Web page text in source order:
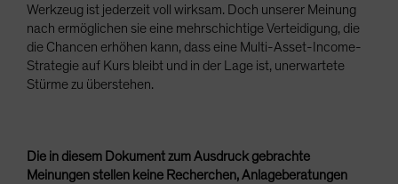
Werkzeug ist jederzeit voll wirksam. Doch unserer Meinung
nach ermöglichen sie eine mehrschichtige Verteidigung, die
die Chancen erhöhen kann, dass eine Multi-Asset-Income-
Strategie auf Kurs bleibt und in der Lage ist, unerwartete
Stürme zu überstehen.
Die in diesem Dokument zum Ausdruck gebrachte
Meinungen stellen keine Recherchen, Anlageberatungen